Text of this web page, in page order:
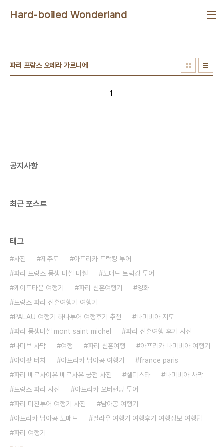
Hard-boiled Wonderland
파리 프랑스 오페라 가르니에
1
공지사항
최근 포스트
태그
사진 제주도
아프리카 트럭킹 투어
파리 프랑스 몽생 미셸 미쉘
노매드 트럭킹 투어
케이프타운 여행기
파리 신혼여행기
영화
프랑스 파리 신혼여행기 여행기
PALAU 여행기 하나투어 여행후기 추천
나미비아 지도
파리 몽생미셸 mont saint michel
파리 신혼여행 후기 사진
나미브 사막
여행 파리 신혼여행
아프리카 나미비아 여행기
아이팟 터치
아프리카 남아공 여행기
france paris
파리 베르사이유 베르사유 궁전 사진
셀디스타
나미비아 사막
프랑스 파리 사진
아프리카 오버랜딩 투어
파리 미친투어 여행기 사진
남아공 여행기
아프리카 남아공 노매드
팔라우 여행기 여행후기 여행정보 여행팁
파리 여행기